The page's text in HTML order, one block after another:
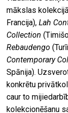
mākslas
Francija),Lah
Collection
Rebaudengo
Contemporary
Spānija).
konkrētu
caur to
kolekcionēšanu